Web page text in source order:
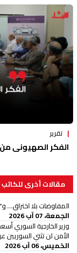
تقرير
الفكر الصهيوني من
مقالات أخرى للكاتب
المفاوضات بلا اختراق…
الجمعة، 07 آب 2026
وزير الخارجية السوري
الأمن لن تثني السوريين
الخميس، 06 آب 2026